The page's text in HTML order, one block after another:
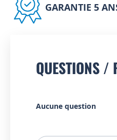
GARANTIE 5
QUESTIONS /
Aucune question